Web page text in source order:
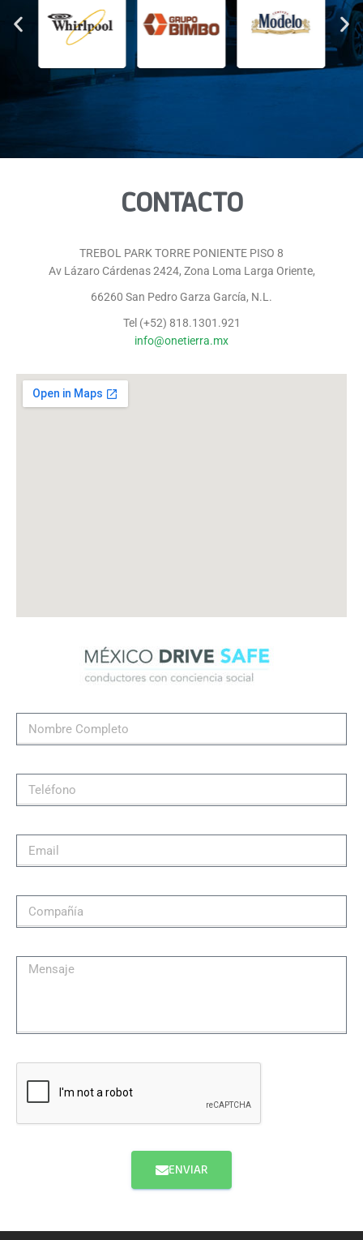
CONTACTO
TREBOL PARK TORRE PONIENTE PISO 8
Av Lázaro Cárdenas 2424, Zona Loma Larga Oriente,
66260 San Pedro Garza García, N.L.
Tel (+52) 818.1301.921
info@onetierra.mx
ENVIAR